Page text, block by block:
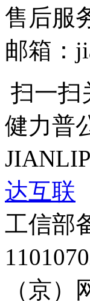
售后服
邮箱：
扫一扫
健力普
达互联
工信部
（京